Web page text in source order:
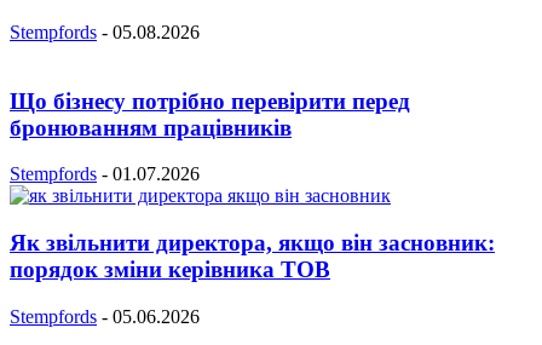
Stempfords - 05.08.2026
Що бізнесу потрібно перевірити перед
бронюванням працівників
Stempfords - 01.07.2026
Як звільнити директора, якщо він засновник:
порядок зміни керівника ТОВ
Stempfords - 05.06.2026